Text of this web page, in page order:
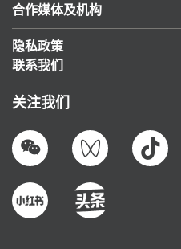
合作媒体及机构
隐私政策
联系我们
关注我们